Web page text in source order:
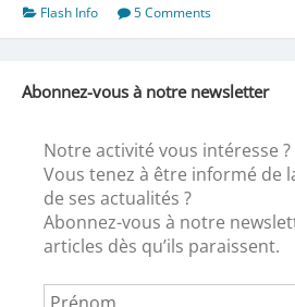
Chapitre
1
Flash Info 5 Comments
Abonnez-vous à notre newsletter
Notre activité vous intéresse ?
Vous tenez à être informé de
de ses actualités ?
Abonnez-vous à notre
articles dès qu’ils paraissent.